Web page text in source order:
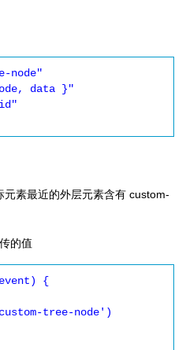
素最近的外层元素含有 custom-
的值
tree-node')